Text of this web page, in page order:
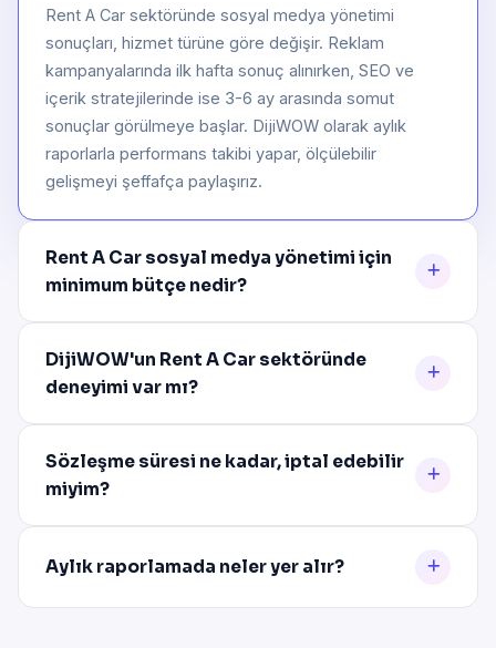
Rent A Car sektöründe sosyal medya yönetimi
sonuçları, hizmet türüne göre değişir. Reklam
kampanyalarında ilk hafta sonuç alınırken, SEO ve
içerik stratejilerinde ise 3-6 ay arasında somut
sonuçlar görülmeye başlar. DijiWOW olarak aylık
raporlarla performans takibi yapar, ölçülebilir
gelişmeyi şeffafça paylaşırız.
Rent A Car sosyal medya yönetimi için
minimum bütçe nedir?
DijiWOW'un Rent A Car sektöründe
deneyimi var mı?
Sözleşme süresi ne kadar, iptal edebilir
miyim?
Aylık raporlamada neler yer alır?